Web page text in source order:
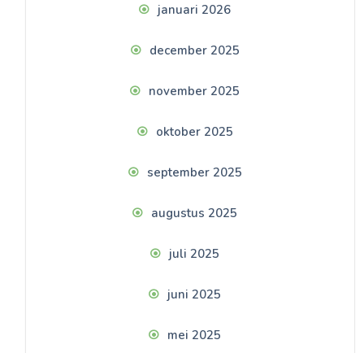
januari 2026
december 2025
november 2025
oktober 2025
september 2025
augustus 2025
juli 2025
juni 2025
mei 2025